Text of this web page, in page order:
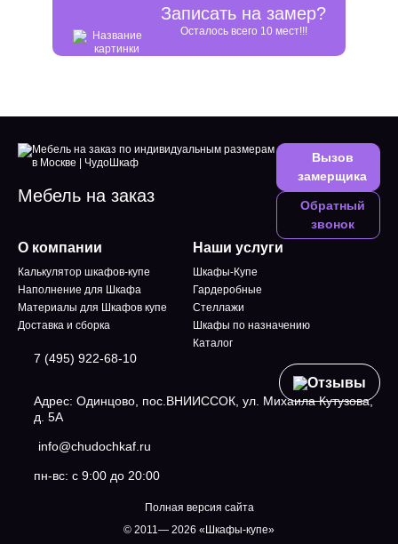
Записать на замер?
Осталось всего 10 мест!!!
Мебель на заказ
Вызов
замерщика
Обратный
звонок
О компании
Калькулятор шкафов-купе
Наполнение для Шкафа
Материалы для Шкафов купе
Доставка и сборка
Отзывы
Наши услуги
Шкафы-Купе
Гардеробные
Стеллажи
Шкафы по назначению
Каталог
7 (495) 922-68-10
Адрес: Одинцово, пос.ВНИИССОК, ул. Михаила Кутузова,
д. 5А
info@chudochkaf.ru
пн-вс: с 9:00 до 20:00
Полная версия сайта
© 2011— 2026 «Шкафы-купе»